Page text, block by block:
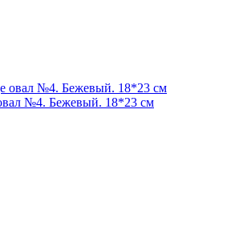
№4. Бежевый. 18*23 см